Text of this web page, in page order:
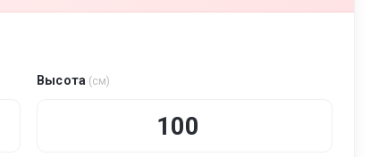
Высота (см)